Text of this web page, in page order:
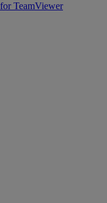
TeamViewer